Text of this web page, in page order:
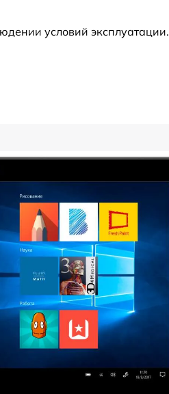
1500 р
1500 р
1500 р
1800 р
1600 р
условий эксплуатации.